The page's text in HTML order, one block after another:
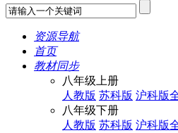
资源导航
首页
教材同步
八年级上册
人教版 苏科版 沪科版
八年级下册
人教版 苏科版 沪科版